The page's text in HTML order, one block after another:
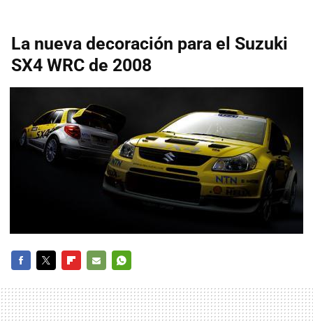
La nueva decoración para el Suzuki
SX4 WRC de 2008
MAIL